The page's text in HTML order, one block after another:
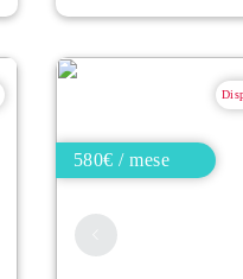
580€ / mese